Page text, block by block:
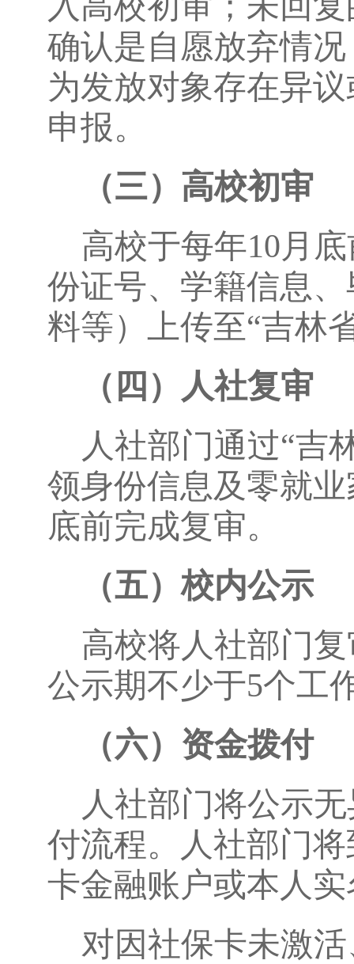
确认是自愿放弃情
为发放对象存在异
申报。
（三）高校初审
高校于每年10月
份证号、学籍信息
料等）上传至“吉林
（四）
人社复审
人社部门通过“吉
领身份信息及零就
底前完成复审。
（五）校内公示
高校将人社部门
公示期不少于5个工
（六） 资金拨付
人社部门将公示
付流程。人社部门
卡金融账户或本人
对因社保卡未激